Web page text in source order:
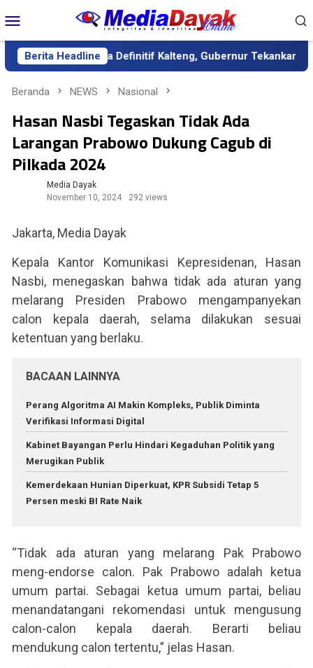
ke
kontenMobile
Berita Headline
sebagai Sekda Definitif Kalteng, Gubernur Tekankan Kerja
Beranda NEWS Nasional
Hasan Nasbi Tegaskan Tidak Ada
Larangan Prabowo Dukung Cagub di
Pilkada 2024
Media Dayak
November 10, 2024
292 views
Jakarta, Media Dayak
Kepala Kantor Komunikasi Kepresidenan, Hasan
Nasbi, menegaskan bahwa tidak ada aturan yang
melarang Presiden Prabowo mengampanyekan
calon kepala daerah, selama dilakukan sesuai
ketentuan yang berlaku.
BACAAN LAINNYA
Perang Algoritma AI Makin Kompleks, Publik Diminta
Verifikasi Informasi Digital
Kabinet Bayangan Perlu Hindari Kegaduhan Politik yang
Merugikan Publik
Kemerdekaan Hunian Diperkuat, KPR Subsidi Tetap 5
Persen meski BI Rate Naik
“Tidak ada aturan yang melarang Pak Prabowo
meng-endorse calon. Pak Prabowo adalah ketua
umum partai. Sebagai ketua umum partai, beliau
menandatangani rekomendasi untuk mengusung
calon-calon kepala daerah. Berarti beliau
mendukung calon tertentu,” jelas Hasan.